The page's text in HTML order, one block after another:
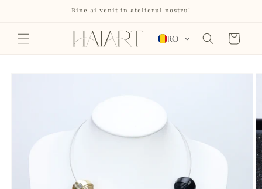
Bine ai venit in atelierul nostru!
RO Coș